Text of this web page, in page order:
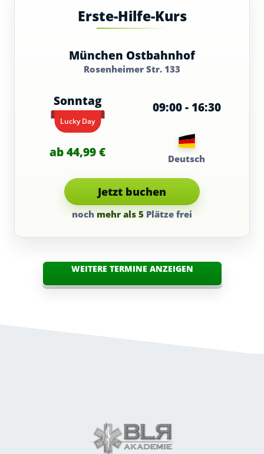
Lucky Day
Erste-Hilfe-Kurs
München Ostbahnhof
Rosenheimer Str. 133
Sonntag
16.08.2026 09:00 - 16:30
ab 44,99 € Deutsch
Jetzt buchen
noch mehr als 5 Plätze frei
WEITERE TERMINE ANZEIGEN